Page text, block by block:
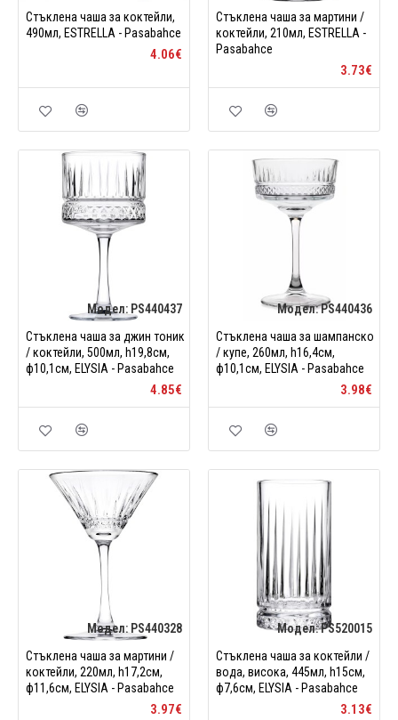
Стъклена чаша за коктейли,
490мл, ESTRELLA - Pasabahce
4.06€
Стъклена чаша за мартини /
коктейли, 210мл, ESTRELLA -
Pasabahce
3.73€
Модел: PS440437
Стъклена чаша за джин тоник
/ коктейли, 500мл, h19,8см,
ф10,1см, ELYSIA - Pasabahce
4.85€
Модел:PS440436
Стъклена чаша за шампанско
/ купе, 260мл, h16,4см,
ф10,1см, ELYSIA - Pasabahce
3.98€
Модел: PS440328
Стъклена чаша за мартини /
коктейли, 220мл, h17,2см,
ф11,6см, ELYSIA - Pasabahce
3.97€
Модел:PS520015
Стъклена чаша за коктейли /
вода, висока, 445мл, h15см,
ф7,6см, ELYSIA - Pasabahce
3.13€